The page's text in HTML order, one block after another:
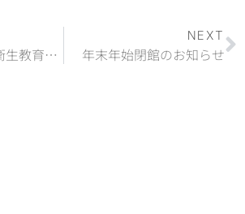
秋季講習「安全衛生教育」「特別教育」のご案内について
NEXT
年末年始閉館のお知らせ